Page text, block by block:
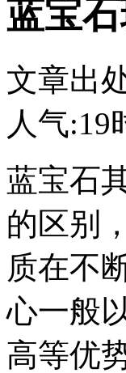
蓝宝
文章出
人气:19
蓝宝石
的区别
质在不
心一般
高等优